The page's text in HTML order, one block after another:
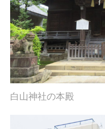
白山神社の本殿